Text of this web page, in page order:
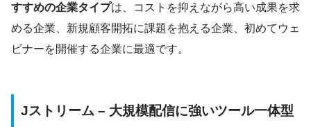
すすめの企業タイプは、コストを抑えながら高い成果を求
める企業、新規顧客開拓に課題を抱える企業、初めてウェ
ビナーを開催する企業に最適です。
Jストリーム – 大規模配信に強いツール一体型